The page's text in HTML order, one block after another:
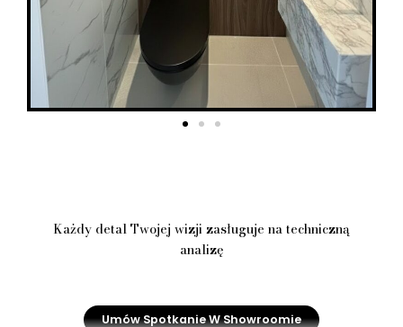
Każdy detal Twojej wizji zasługuje na techniczną
analizę
Umów Spotkanie W Showroomie